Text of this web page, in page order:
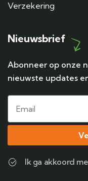
Verzekering
Nieuwsbrief
Abonneer op onze
nieuwste updates
Ik ga akkoord